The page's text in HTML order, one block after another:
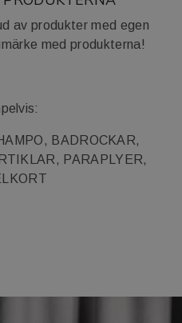
av produkter med egen
med produkterna!
BADROCKAR,
PARAPLYER,